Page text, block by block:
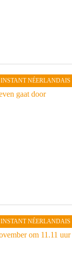
INSTANT NÉERLANDAIS
INSTANT NÉERLANDAIS